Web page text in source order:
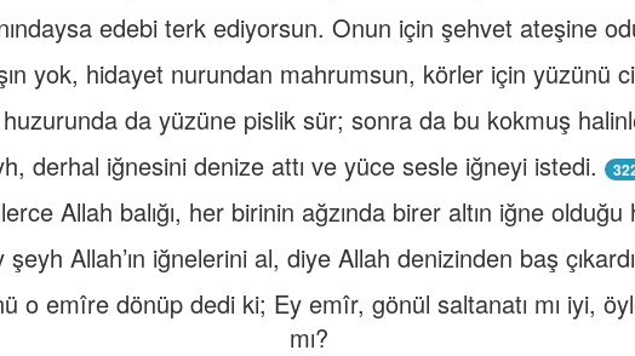
edebi terk ediyorsun. Onun için şehvet ateşine
yok, hidayet nurundan mahrumsun, körler için yüzünü
da yüzüne pislik sür; sonra da bu kokmuş
derhal iğnesini denize attı ve yüce sesle iğneyi istedi.
Allah balığı, her birinin ağzında birer altın iğne olduğu
şeyh Allah’ın iğnelerini al, diye Allah denizinden baş
o emîre dönüp dedi ki; Ey emîr, gönül saltanatı mı iyi,
mı?